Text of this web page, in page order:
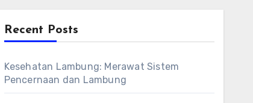
Recent Posts
Kesehatan Lambung: Merawat Sistem
Pencernaan dan Lambung